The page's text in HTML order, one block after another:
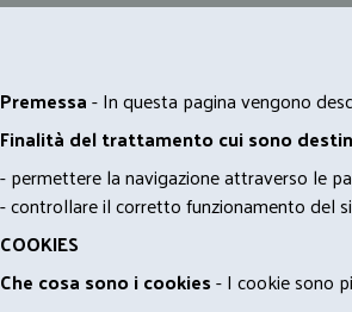
Premessa- In questa pagina vengono
Finalità del trattamento cui sono
- permettere la navigazione attraverso le
- controllare il corretto funzionamento del
COOKIES
Che cosa sono i cookies- I cookie sono